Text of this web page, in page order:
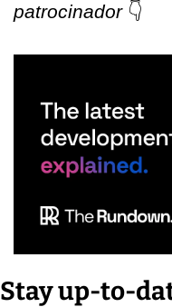
patrocinador 👇
Stay up-to-